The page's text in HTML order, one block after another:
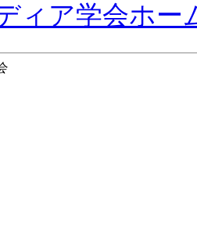
ィア学会ホー